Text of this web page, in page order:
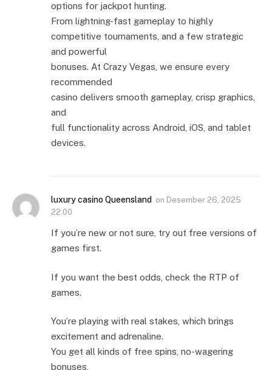
options for jackpot hunting.
From lightning-fast gameplay to highly
competitive tournaments, and a few strategic
and powerful
bonuses. At Crazy Vegas, we ensure every
recommended
casino delivers smooth gameplay, crisp graphics,
and
full functionality across Android, iOS, and tablet
devices.
luxury casino Queensland on Desember 26, 2025
22:00
If you’re new or not sure, try out free versions of
games first.
If you want the best odds, check the RTP of
games.
You’re playing with real stakes, which brings
excitement and adrenaline.
You get all kinds of free spins, no-wagering
bonuses,